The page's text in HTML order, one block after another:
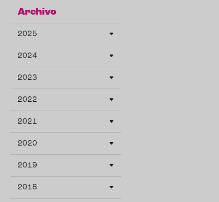
Archivo
2025
2024
2023
2022
2021
2020
2019
2018